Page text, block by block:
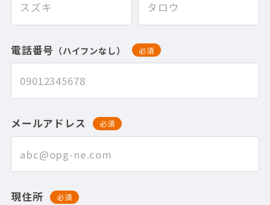
電話番号 （ハイフンなし） 必須
メールアドレス 必須
現住所 必須